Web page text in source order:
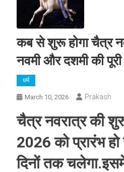
कब से शुरू होगा चैत्र
नवमी और दशमी की पूरी
धर्म
March 10, 2026 Prakash
चैत्र नवरात्र की
2026 को प्रारंभ
दिनों तक